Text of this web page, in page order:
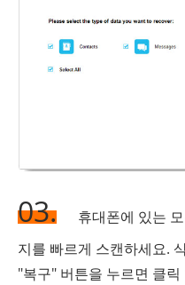
03.
휴대폰에 있는
지를 빠르게 스캔하세요.
"복구" 버튼을 누르면 클